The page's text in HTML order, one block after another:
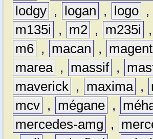
lodgy , logan , logo ,
m135i
, m2 , m235i ,
m6 , macan ,
marea , massif ,
maverick , maxima ,
mcv , mégane ,
mercedes-amg
,